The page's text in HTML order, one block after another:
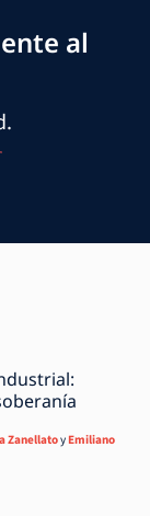
al
ZanellatoyEmiliano